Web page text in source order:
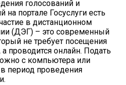
голосований и
на портале Госуслуги есть
в дистанционном
(ДЭГ) – это современный
не требует посещения
а проводится онлайн. Подать
с компьютера или
период проведения